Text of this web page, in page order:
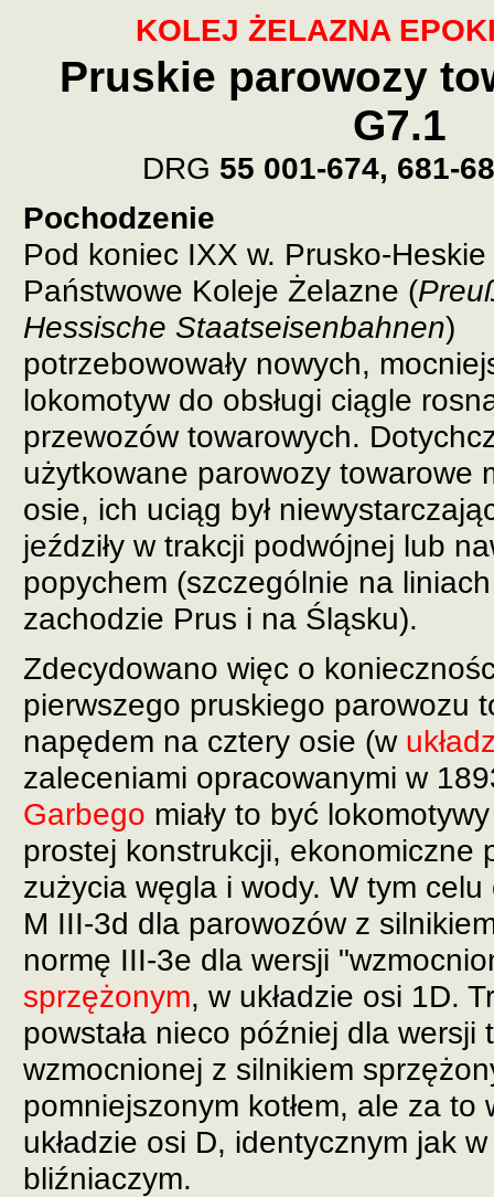
KOLEJ ŻELAZNA
Pruskie parowozy
G7.1
DRG 55 001-674, 681-
Pochodzenie
Pod koniec IXX w. Prusko-Heskie
Państwowe Koleje Żelazne (
Hessische Staatseisenbahnen)
potrzebowowały nowych,
lokomotyw do obsługi ciągle
przewozów towarowych.
użytkowane parowozy towarowe
osie, ich uciąg był
jeździły w trakcji podwójnej lub
popychem (szczególnie na
zachodzie Prus i na Śląsku).
Zdecydowano więc o
pierwszego pruskiego parowozu
napędem na cztery osie (w
zaleceniami opracowanymi w
Garbego miały to być
prostej konstrukcji, ekonomiczne
zużycia węgla i wody. W tym
M III-3d dla parowozów z
normę III-3e dla wersji
sprzężonym, w układzie osi 1D.
powstała nieco później dla wersji
wzmocnionej z silnikiem
pomniejszonym kotłem, ale za to
układzie osi D, identycznym jak
bliźniaczym.